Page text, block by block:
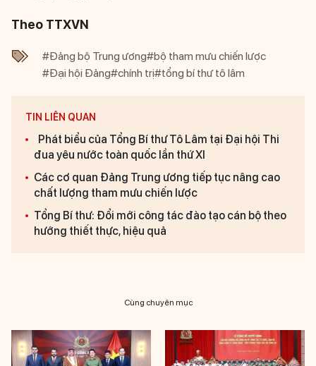
Theo TTXVN
#Đảng bộ Trung ương#bộ tham mưu chiến lược
#Đại hội Đảng#chính trị#tổng bí thư tô lâm
TIN LIÊN QUAN
Phát biểu của Tổng Bí thư Tô Lâm tại Đại hội Thi
đua yêu nước toàn quốc lần thứ XI
Các cơ quan Đảng Trung ương tiếp tục nâng cao
chất lượng tham mưu chiến lược
Tổng Bí thư: Đổi mới công tác đào tạo cán bộ theo
hướng thiết thực, hiệu quả
Cùng chuyên mục